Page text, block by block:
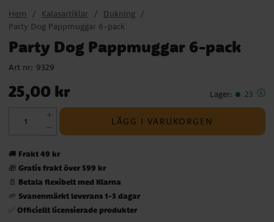
Hem Kalasartiklar
Dukning
Party Dog Pappmuggar 6-pack
Party Dog Pappmuggar 6-pack
Art nr: 9329
Pris
25,00 kr
25,00 kr Lager: 23
LÄGG I VARUKORGEN
🚚 Frakt 49 kr
🎁 Gratis frakt över 599 kr
📄 Betala flexibelt med Klarna
🌱 Svanenmärkt leverans 1-3 dagar
✅ Officiellt licensierade produkter